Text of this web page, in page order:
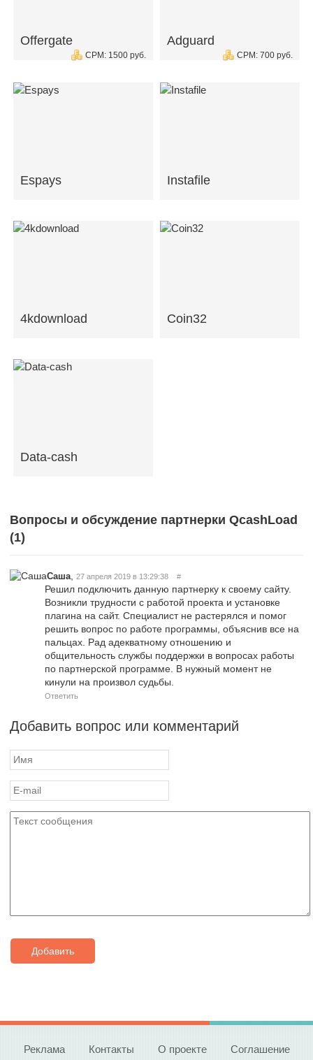
Offergate
CPM: 1500 руб.
Adguard
CPM: 700 руб.
Espays Instafile
4kdownload Coin32
Data-cash
Вопросы и обсуждение партнерки QcashLoad
(1)
Саша 27 апреля 2019 в 13:29:38 #
Решил подключить данную партнерку к своему сайту.
Возникли трудности с работой проекта и установке
плагина на сайт. Специалист не растерялся и помог
решить вопрос по работе программы, объяснив все на
пальцах. Рад адекватному отношению и
общительность службы поддержки в вопросах работы
по партнерской программе. В нужный момент не
кинули на произвол судьбы.
Ответить
Добавить вопрос или комментарий
Добавить
Реклама Контакты О проекте Соглашение